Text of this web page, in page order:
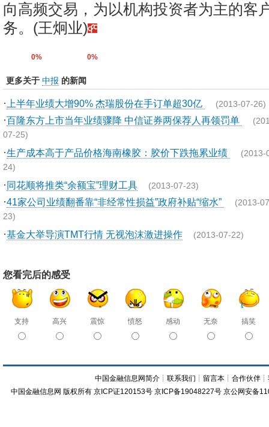
向高频交易，为以机构投资者为主的客
务。(王炯业)
0% 0%
更多关于 中报 的新闻
· 上半年业绩大增90% 杰瑞股份在手订单超30亿 (2013-07-26)
·百隆东方上市当年业绩骤降 中信证券两保荐人再领罚单
07-25)
·生产成本高于产品价格海南橡胶：胶价下跌拖累业绩 (2013-
24)
·同花顺将推类“余额宝”理财工具 (2013-07-23)
·41家公司业绩翻番靠“非经常性损益”政府补贴“缩水” (2013-
23)
·基金大举导演TMT行情 无视泡沫激进操作 (2013-07-22)
您看完后的感受
支持 高兴 震惊 愤怒 感动 无奈 搞笑
中国金融信息网简介 ┊联系我们 ┊ 留言本 ┊合作伙伴 ┊
中国金融信息网 版权所有 京ICP证120153号 京ICP备19048227号 京公网安备